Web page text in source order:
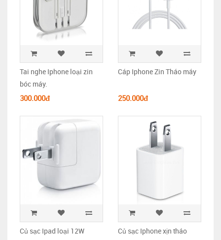
Tai nghe Iphone loại zin
bóc máy.
300.000đ
Cáp Iphone Zin Tháo máy
250.000đ
Củ sạc Ipad loại 12W
Củ sạc Iphone xịn tháo